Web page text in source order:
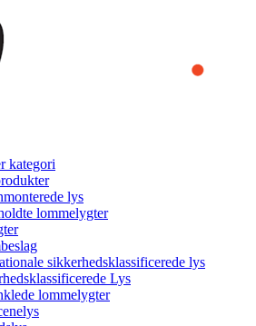
that we provide you the best experience
to browse this website, you accept
us analyze how the website is used and
To learn more or to find out how
can access our
kategori
lys
lommelygter
sikkerhedsklassificerede lys
Lys
lommelygter